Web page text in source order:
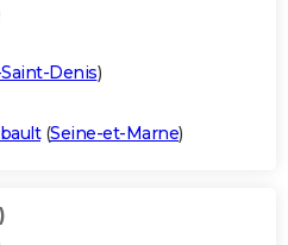
Denis)
(Seine-et-Marne)